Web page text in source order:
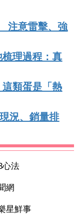
注意雷擊、強
理過程：真
類蛋是「熱
況、銷量排
心法
網
星鮮事